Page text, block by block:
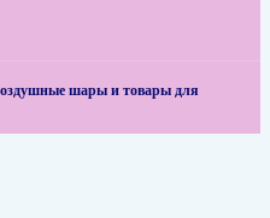
шары и товары для